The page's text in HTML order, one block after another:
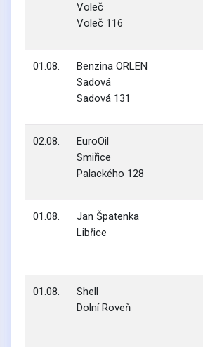
Voleč
Voleč 116
01.08.
Benzina ORLEN
Sadová
Sadová 131
02.08.
EuroOil
Smiřice
Palackého 128
01.08.
Jan Špatenka
Libřice
01.08.
Shell
Dolní Roveň